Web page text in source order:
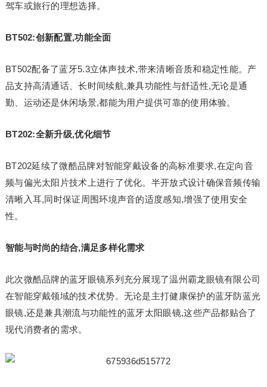
驾车或旅行的理想选择。
BT502:创新配置,功能全面
BT502配备了蓝牙5.3立体声技术,带来清晰音质和稳定性能。产
品支持高清通话、长时间续航,兼具功能性与舒适性,无论是通
勤、运动还是休闲场景,都能为用户提供可靠的使用体验。
BT202:全新升级,优化细节
BT202延续了微酷品牌对智能穿戴设备的高标准要求,在定向音
频与偏光太阳片技术上进行了优化。半开放式设计确保音频传输
清晰入耳,同时保证周围环境声音的适度感知,增强了使用安全
性。
智能与时尚的结合,满足多样化需求
此次微酷品牌的蓝牙眼镜系列充分展现了温州霸龙眼镜有限公司
在智能穿戴领域的技术优势。无论是主打健康保护的蓝牙防蓝光
眼镜,还是兼具潮流与功能性的蓝牙太阳眼镜,这些产品都贴合了
现代消费者的需求。